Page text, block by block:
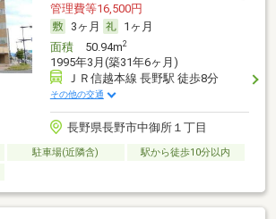
管理費等16,500円
3ヶ月
1ヶ月
面積50.94m2
1995年3月(築31年6ヶ月)
ＪＲ信越本線 長野駅 徒歩8分
その他の交通
長野県長野市中御所１丁目
駐車場(近隣含)
駅から徒歩10分以内